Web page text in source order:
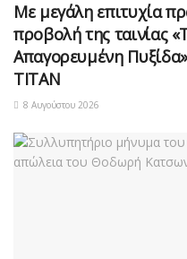
Με μεγάλη επιτυχία
προβολή της ταινίας
Απαγορευμένη
ΤΙΤΑΝ
8 Αυγούστου 2026